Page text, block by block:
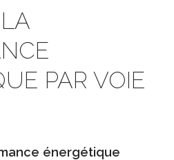
PAR VOIE
énergétique